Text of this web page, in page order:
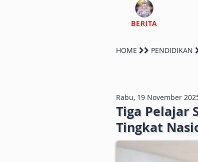
BERITA
HOME PENDIDIKAN
Rabu, 19 November
Tiga Pelajar
Tingkat